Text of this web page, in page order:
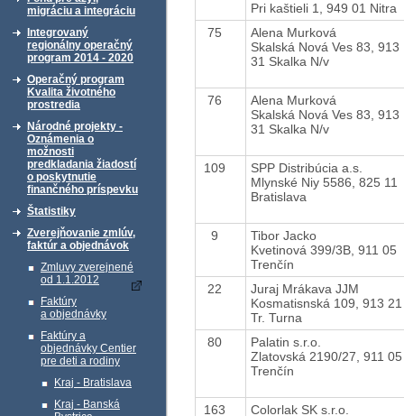
migráciu a integráciu
Integrovaný
regionálny operačný
program 2014 - 2020
Operačný program
Kvalita životného
prostredia
Národné projekty -
Oznámenia o
možnosti
predkladania žiadostí
o poskytnutie
finančného príspevku
Štatistiky
Zverejňovanie zmlúv,
faktúr a objednávok
Zmluvy zverejnené
od 1.1.2012
Faktúry
a objednávky
Faktúry a
objednávky Centier
pre deti a rodiny
Kraj - Bratislava
Kraj - Banská
Pri kaštieli 1, 949 01 Nitra
75
Alena Murková
Skalská Nová Ves 83, 913
31 Skalka N/v
76
Alena Murková
Skalská Nová Ves 83, 913
31 Skalka N/v
109
SPP Distribúcia a.s.
Mlynské Niy 5586, 825 11
Bratislava
9
Tibor Jacko
Kvetinová 399/3B, 911 05
Trenčín
22
Juraj Mrákava JJM
Kosmatisnská 109, 913 21
Tr. Turna
80
Palatin s.r.o.
Zlatovská 2190/27, 911 05
Trenčín
163
Colorlak SK s.r.o.